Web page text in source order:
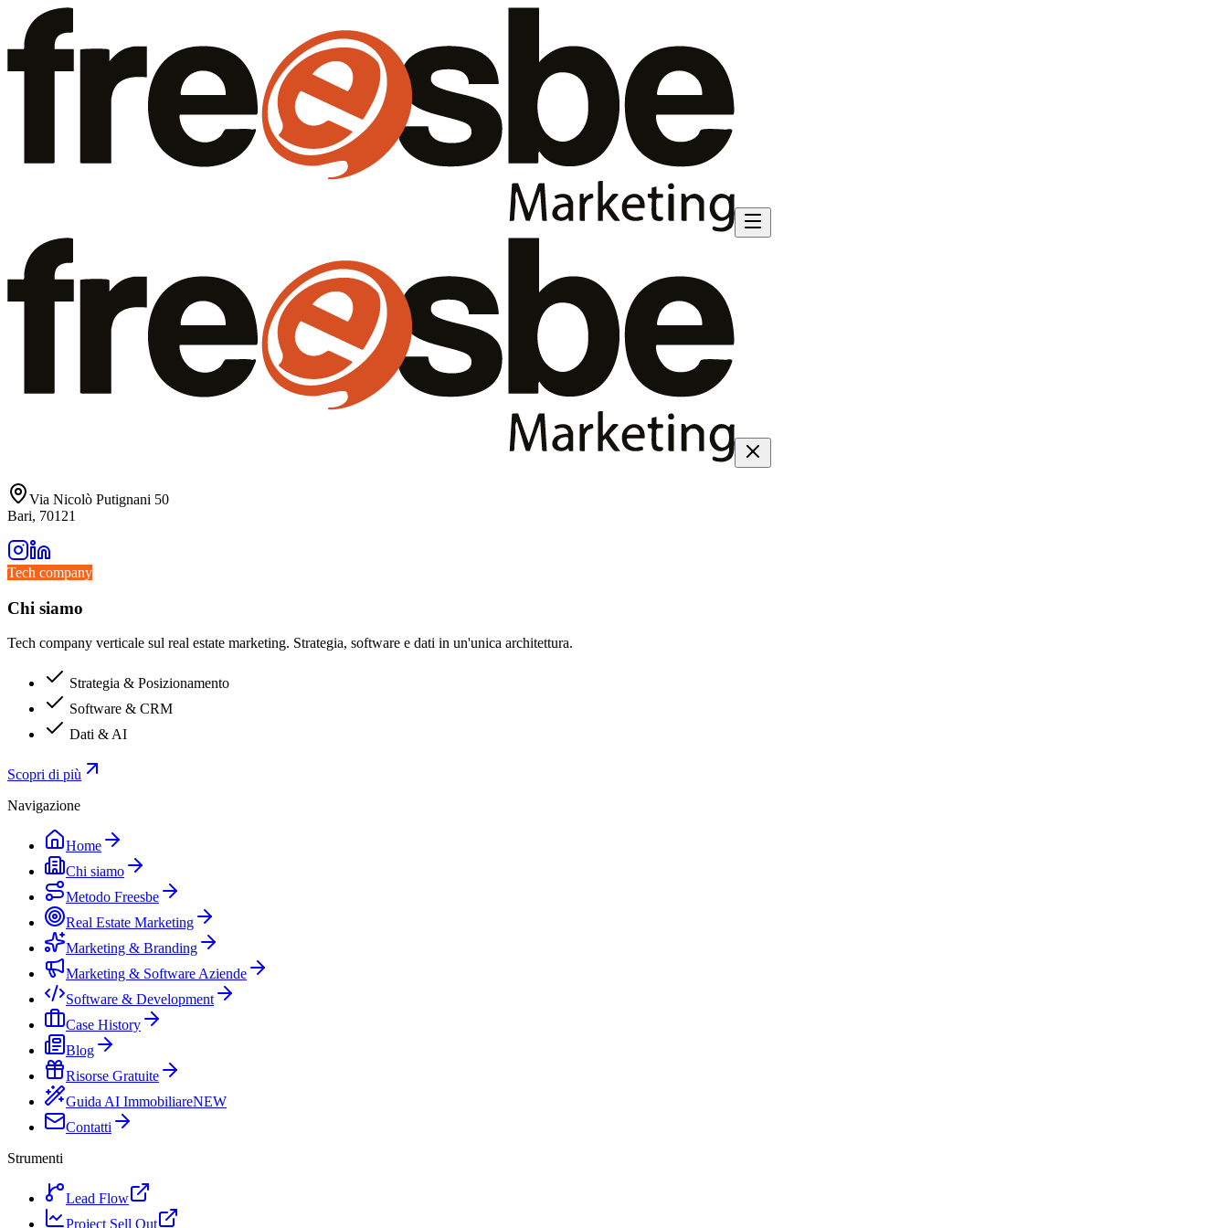
Via Nicolò Putignani 50
Bari, 70121
Tech company
Chi siamo
Tech company verticale sul real estate marketing. Strategia, software e dati in un'unica architettura.
Strategia & Posizionamento
Software & CRM
Dati & AI
Scopri di più
Navigazione
Home
Chi siamo
Metodo Freesbe
Real Estate Marketing
Marketing & Branding
Marketing & Software Aziende
Software & Development
Case History
Blog
Risorse Gratuite
Guida AI ImmobiliareNEW
Contatti
Strumenti
Lead Flow
Project Sell Out